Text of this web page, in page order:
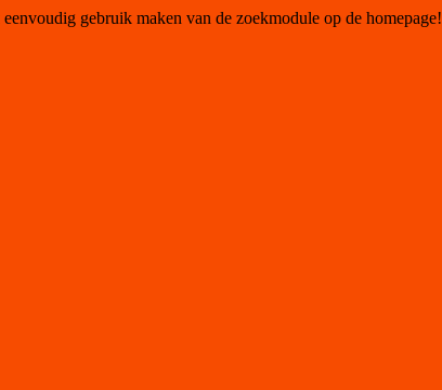
gebruik maken van de zoekmodule op de homepage!